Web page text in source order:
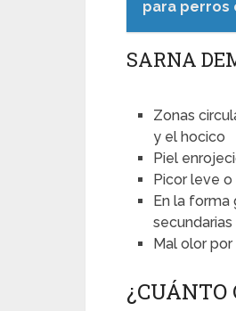
para perros
SARNA
Zonas
y el hocico
Piel
Picor leve o
En la
secundarias
Mal olor
¿CUÁNTO